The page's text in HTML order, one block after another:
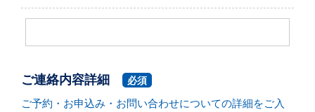
ご連絡内容詳細 必須
ご予約・お申込み・お問い合わせについての詳細をご入